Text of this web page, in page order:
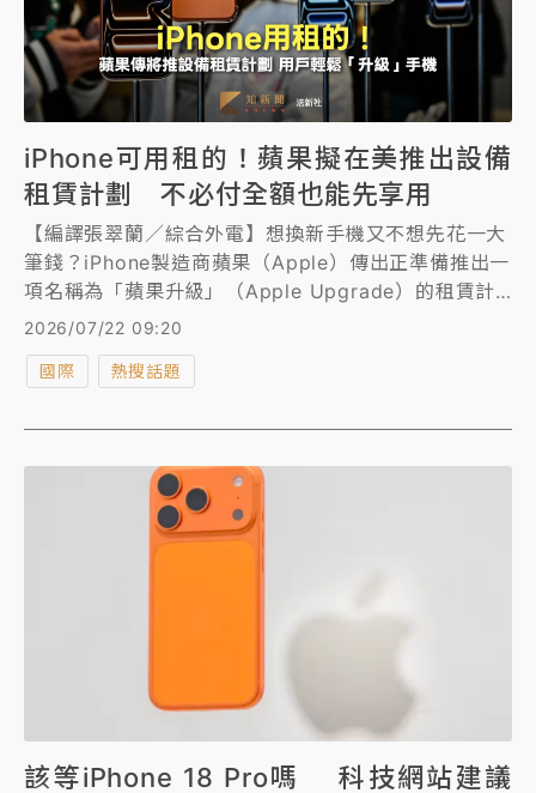
iPhone可用租的！蘋果擬在美推出設備
租賃計劃 不必付全額也能先享用
【編譯張翠蘭／綜合外電】想換新手機又不想先花一大
筆錢？iPhone製造商蘋果（Apple）傳出正準備推出一
項名稱為「蘋果升級」（Apple Upgrade）的租賃計
劃，是該公司有史以來對設備銷售方式的最大變革之
一。該計劃將先在美國推出。
2026/07/22 09:20
國際 熱搜話題
該等iPhone 18 Pro嗎 科技網站建議